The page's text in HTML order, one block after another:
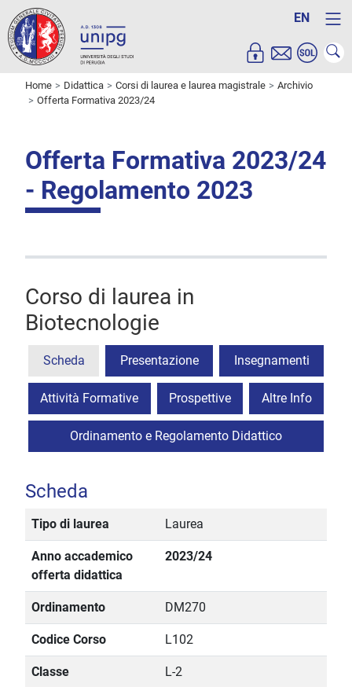
EN
Home Didattica Corsi di laurea e laurea magistrale
Archivio
Offerta Formativa 2023/24
Offerta Formativa 2023/24
- Regolamento 2023
Corso di laurea in
Biotecnologie
Scheda Presentazione Insegnamenti
Attività Formative Prospettive Altre Info
Ordinamento e Regolamento Didattico
Scheda
Tipo di laurea Laurea
Anno accademico
offerta didattica
2023/24
Ordinamento DM270
Codice Corso L102
Classe L-2